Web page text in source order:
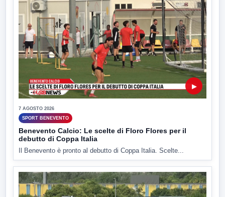
▶
7 AGOSTO 2026
SPORT BENEVENTO
Benevento Calcio: Le scelte di Floro Flores per il
debutto di Coppa Italia
Il Benevento è pronto al debutto di Coppa Italia. Scelte...